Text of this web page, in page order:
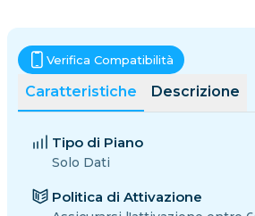
Caratteristiche Descrizione
Verifica Compatibilità
Tipo di Piano
Solo Dati
Politica di Attivazione